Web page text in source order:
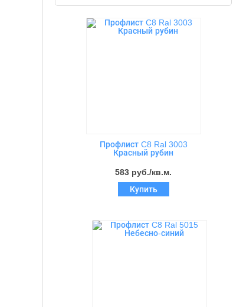
Профлист C8 Ral 3003
Красный рубин
583 руб./кв.м.
Купить